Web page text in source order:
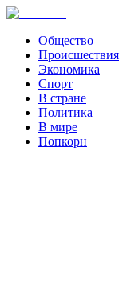
Общество
Происшествия
Экономика
Спорт
В стране
Политика
В мире
Попкорн